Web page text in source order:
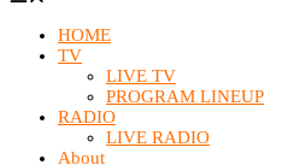
HOME
TV
LIVE TV
PROGRAM LINEUP
RADIO
LIVE RADIO
About